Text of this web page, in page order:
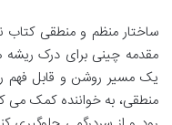
ساختار منظم و منطقی کتاب
مقدمه چینی برای درک ریشه
یک مسیر روشن و قابل فهم
منطقی، به خواننده کمک می